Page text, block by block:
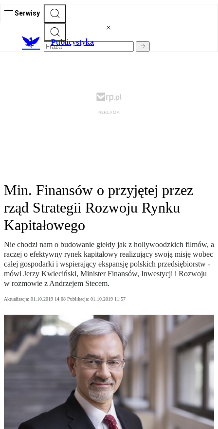
Serwisy
Publicystyka
Min. Finansów o przyjętej przez
rząd Strategii Rozwoju Rynku
Kapitałowego
Nie chodzi nam o budowanie giełdy jak z hollywoodzkich filmów, a
raczej o efektywny rynek kapitałowy realizujący swoją misję wobec
całej gospodarki i wspierający ekspansję polskich przedsiębiorstw -
mówi Jerzy Kwieciński, Minister Finansów, Inwestycji i Rozwoju
w rozmowie z Andrzejem Stecem.
Aktualizacja: 01.10.2019 14:08 Publikacja: 01.10.2019 11:57